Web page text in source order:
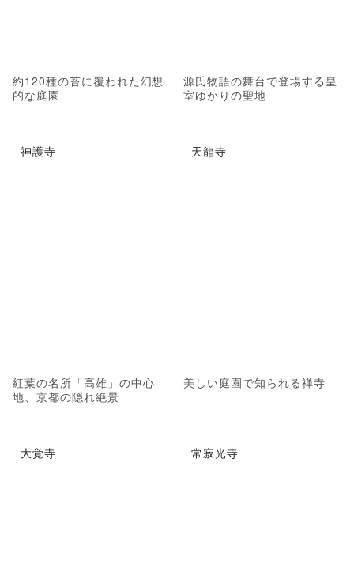
約120種の苔に覆われた幻想
的な庭園
源氏物語の舞台で登場する皇
室ゆかりの聖地
神護寺
紅葉の名所「高雄」の中心
地、京都の隠れ絶景
天龍寺
美しい庭園で知られる禅寺
大覚寺 常寂光寺